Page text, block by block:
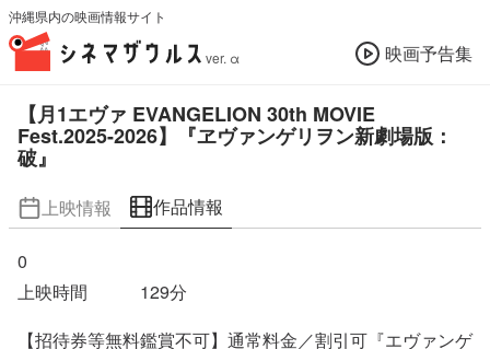
沖縄県内の映画情報サイト
ver. α 映画予告集
【月1エヴァ EVANGELION 30th MOVIE
Fest.2025-2026】『ヱヴァンゲリヲン新劇場版：
破』
上映情報 作品情報
0
上映時間
129分
【招待券等無料鑑賞不可】通常料金／割引可『エヴァンゲ